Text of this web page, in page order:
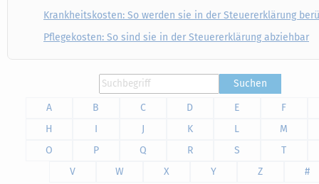
Krankheitskosten: So werden sie in der Steuererklärung
Pflegekosten: So sind sie in der Steuererklärung abziehbar
Suchen
A
B C D E
F
H
I J K L
M
O
P Q R S
T
V
W X Y Z #